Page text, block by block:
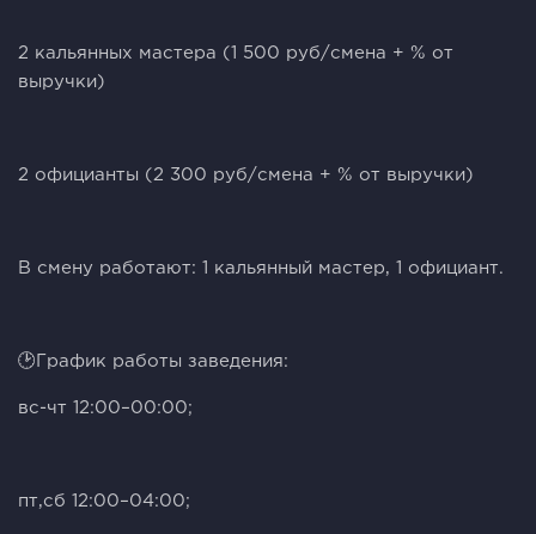
2 кальянных мастера (1 500 руб/смена + % от
выручки)
2 официанты (2 300 руб/смена + % от выручки)
В смену работают: 1 кальянный мастер, 1 официант.
🕑График работы заведения:
вс-чт 12:00–00:00;
пт,сб 12:00–04:00;